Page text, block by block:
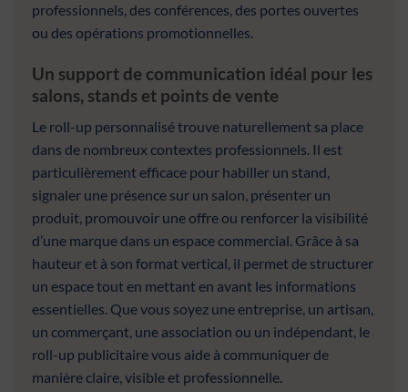
professionnels, des conférences, des portes ouvertes
ou des opérations promotionnelles.
Un support de communication idéal pour les
salons, stands et points de vente
Le roll-up personnalisé trouve naturellement sa place
dans de nombreux contextes professionnels. Il est
particulièrement efficace pour habiller un stand,
signaler une présence sur un salon, présenter un
produit, promouvoir une offre ou renforcer la visibilité
d’une marque dans un espace commercial. Grâce à sa
hauteur et à son format vertical, il permet de structurer
un espace tout en mettant en avant les informations
essentielles. Que vous soyez une entreprise, un artisan,
un commerçant, une association ou un indépendant, le
roll-up publicitaire vous aide à communiquer de
manière claire, visible et professionnelle.